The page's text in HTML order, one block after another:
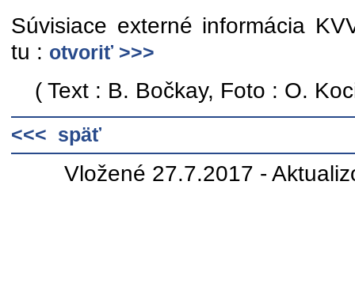
Súvisiace externé informácia
tu : otvoriť >>>
( Text : B. Bočkay, Foto : O.
<<< späť
Vložené 27.7.2017 -